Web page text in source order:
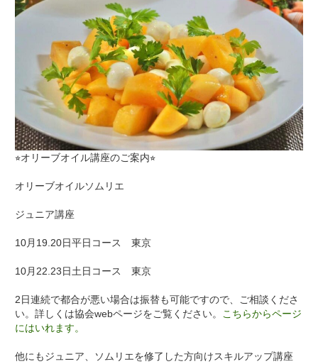
⭐︎オリーブオイル講座のご案内⭐︎
オリーブオイルソムリエ
ジュニア講座
10月19.20日平日コース 東京
10月22.23日土日コース 東京
2日連続で都合が悪い場合は振替も可能ですので、ご相談くださ
い。詳しくは協会webページをご覧ください。
こちらからページ
にはいれます。
他にもジュニア、ソムリエを修了した方向けスキルアップ講座